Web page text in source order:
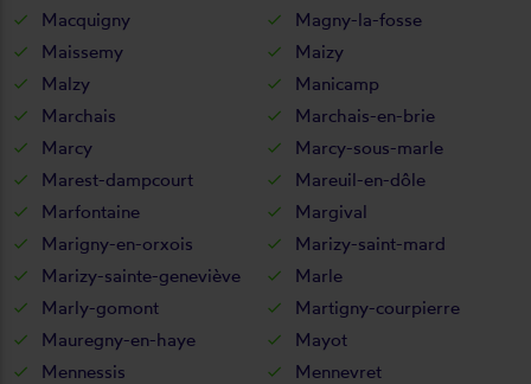
Macquigny
Magny-la-fosse
Maissemy
Maizy
Malzy
Manicamp
Marchais
Marchais-en-brie
Marcy
Marcy-sous-marle
Marest-dampcourt
Mareuil-en-dôle
Marfontaine
Margival
Marigny-en-orxois
Marizy-saint-mard
Marizy-sainte-geneviève
Marle
Marly-gomont
Martigny-courpierre
Mauregny-en-haye
Mayot
Mennessis
Mennevret